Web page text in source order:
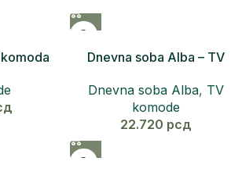
Dnevna soba Alba – TV
Dnevna soba Alba, TV
komode
22.720 рсд